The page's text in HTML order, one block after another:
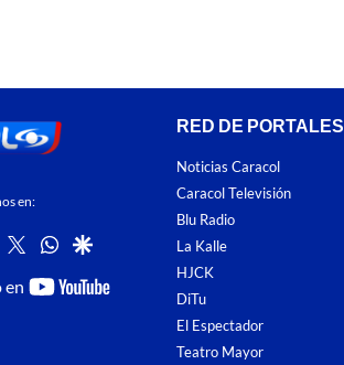
en:
twitterwhatsapp
google
en
youtube-
RED DE PORTALES
Noticias Caracol
Caracol Televisión
Blu Radio
La Kalle
HJCK
DiTu
El Espectador
Teatro Mayor